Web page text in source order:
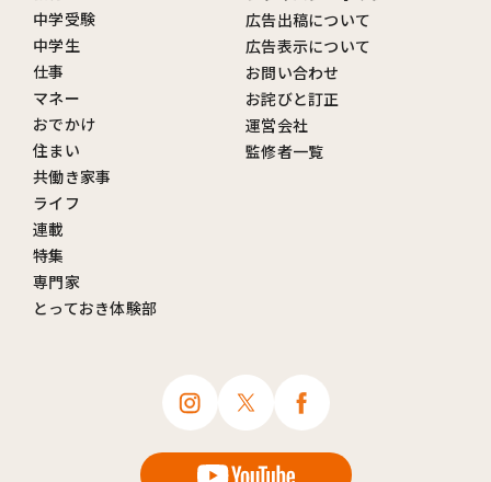
中学受験
中学生
仕事
マネー
おでかけ
住まい
共働き家事
ライフ
連載
特集
専門家
とっておき体験部
広告出稿について
広告表示について
お問い合わせ
お詫びと訂正
運営会社
監修者一覧